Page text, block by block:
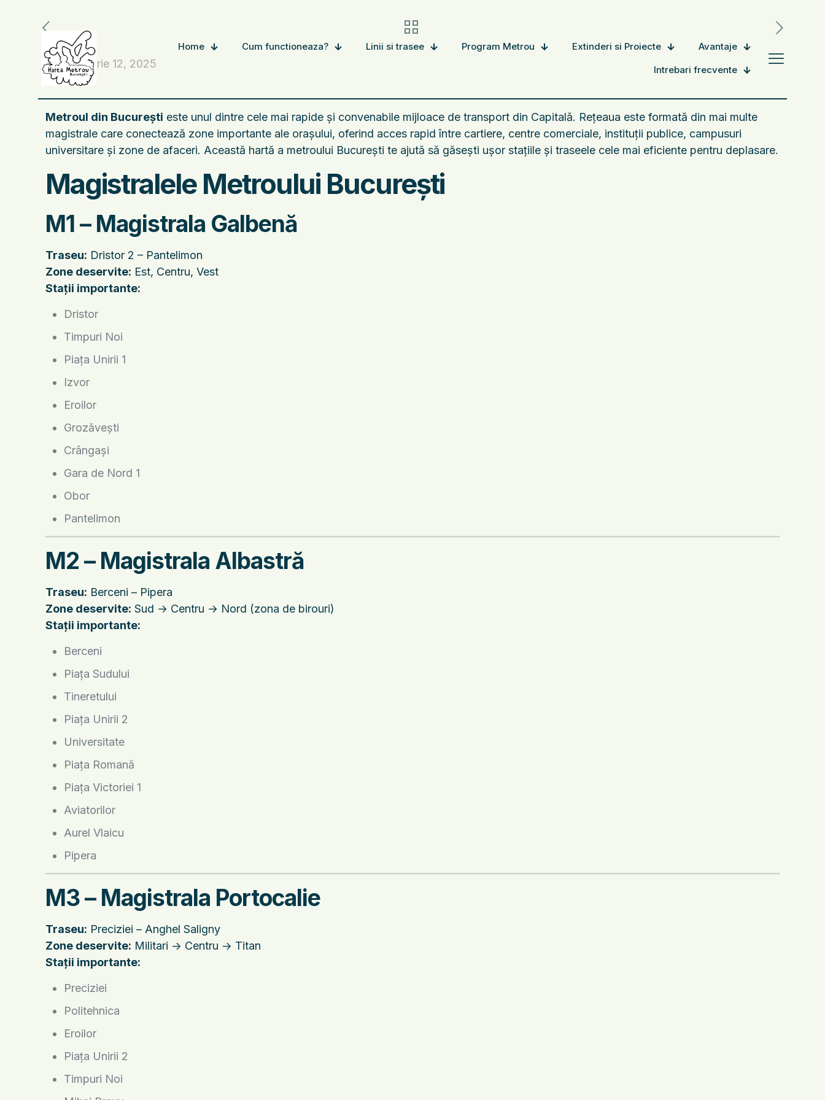
Home Cum functioneaza? Linii si trasee Program Metrou Extinderi si Proiecte
Avantaje
Intrebari frecvente
noiembrie 12, 2025
Metroul din București este unul dintre cele mai rapide și convenabile mijloace de transport din Capitală. Rețeaua este formată din mai multe
magistrale care conectează zone importante ale orașului, oferind acces rapid între cartiere, centre comerciale, instituții publice, campusuri
universitare și zone de afaceri. Această hartă a metroului București te ajută să găsești ușor stațiile și traseele cele mai eficiente pentru deplasare.
Magistralele Metroului București
M1 – Magistrala Galbenă
Traseu: Dristor 2 – Pantelimon
Zone deservite: Est, Centru, Vest
Stații importante:
Dristor
Timpuri Noi
Piața Unirii 1
Izvor
Eroilor
Grozăvești
Crângași
Gara de Nord 1
Obor
Pantelimon
M2 – Magistrala Albastră
Traseu: Berceni – Pipera
Zone deservite: Sud → Centru → Nord (zona de birouri)
Stații importante:
Berceni
Piața Sudului
Tineretului
Piața Unirii 2
Universitate
Piața Romană
Piața Victoriei 1
Aviatorilor
Aurel Vlaicu
Pipera
M3 – Magistrala Portocalie
Traseu: Preciziei – Anghel Saligny
Zone deservite: Militari -> Centru -> Titan
Stații importante:
Preciziei
Politehnica
Eroilor
Piața Unirii 2
Timpuri Noi